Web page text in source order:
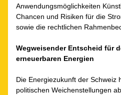
Anwendungsmöglichkeiten
Chancen und Risiken für die
sowie die rechtlichen
Wegweisender Entscheid für
erneuerbaren Energien
Die Energiezukunft der Schweiz
politischen Weichenstellungen